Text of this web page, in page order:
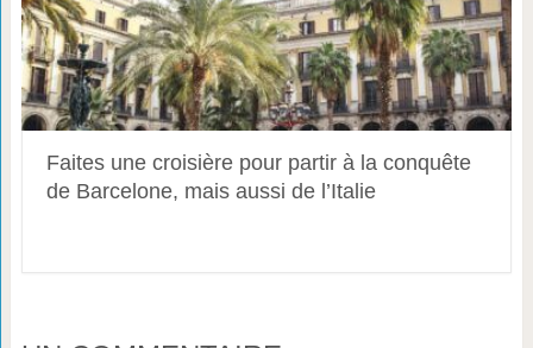
Faites une croisière pour partir à la conquête
de Barcelone, mais aussi de l’Italie